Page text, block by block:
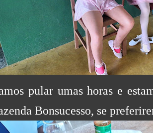
pular umas horas e
Bonsucesso, se